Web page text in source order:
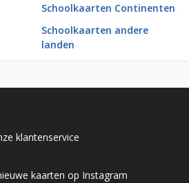
Schoolkaarten Continenten
Schoolkaarten andere
landen
klantenservice
kaarten op Instagram